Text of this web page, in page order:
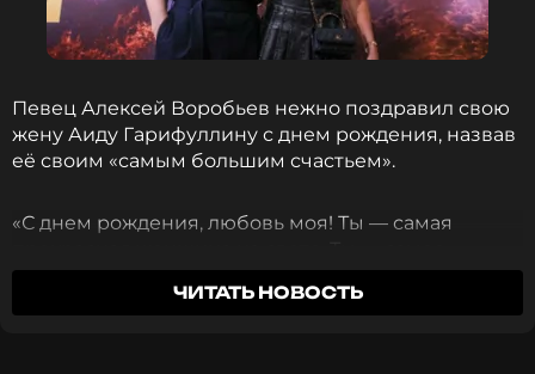
Певец Алексей Воробьев нежно поздравил свою
жену Аиду Гарифуллину с днем рождения, назвав
её своим «самым большим счастьем».
«С днем рождения, любовь моя! Ты — самая
большое счастье, которое я знал в жизни, и я
счастлив каждую секунду, что мне отведена,
ЧИТАТЬ НОВОСТЬ